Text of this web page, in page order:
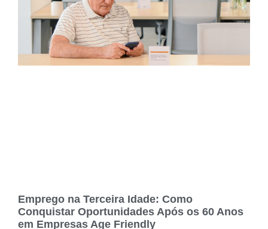
Emprego na Terceira Idade: Como
Conquistar Oportunidades Após os 60 Anos
em Empresas Age Friendly